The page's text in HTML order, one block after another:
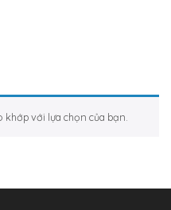
với lựa chọn của bạn.